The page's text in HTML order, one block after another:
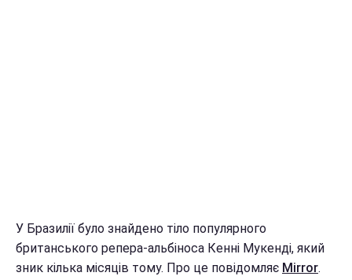
У Бразилії було знайдено тіло популярного
британського репера-альбіноса Кенні Мукенді, який
зник кілька місяців тому. Про це повідомляє Mirror.